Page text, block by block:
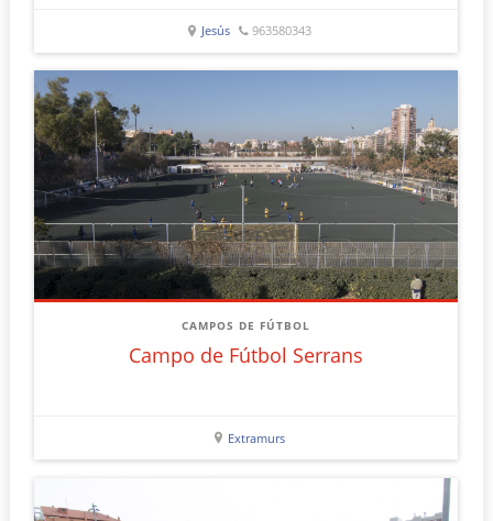
Jesús 963580343
CAMPOS DE FÚTBOL
Campo de Fútbol Serrans
Extramurs